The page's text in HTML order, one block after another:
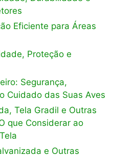
Eficiente para Áreas
Proteção e
Segurança,
Cuidado das Suas Aves
Tela Gradil e Outras
que Considerar ao
e Outras